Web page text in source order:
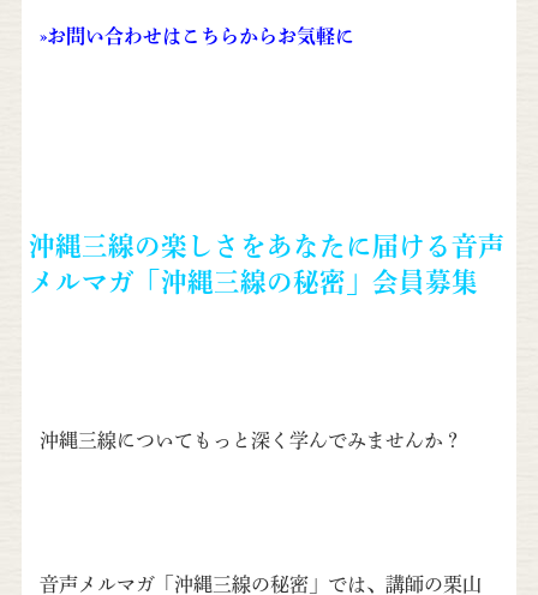
»お問い合わせはこちらからお気軽に
沖縄三線の楽しさをあなたに届ける音声
メルマガ「沖縄三線の秘密」会員募集
沖縄三線についてもっと深く学んでみませんか？
音声メルマガ「沖縄三線の秘密」では、講師の栗山